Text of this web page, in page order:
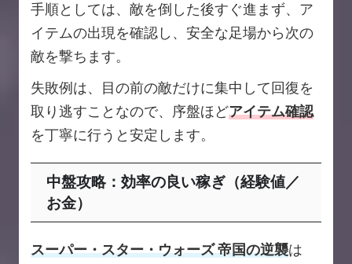
手順としては、敵を倒した後すぐ進まず、ア
イテムの出現を確認し、安全な足場から次の
敵を撃ちます。
失敗例は、目の前の敵だけに集中して回復を
取り逃すことなので、序盤ほどアイテム確認
を丁寧に行うと安定します。
中盤攻略：効率の良い稼ぎ（経験値／
お金）
スーパー・スター・ウォーズ 帝国の逆襲は